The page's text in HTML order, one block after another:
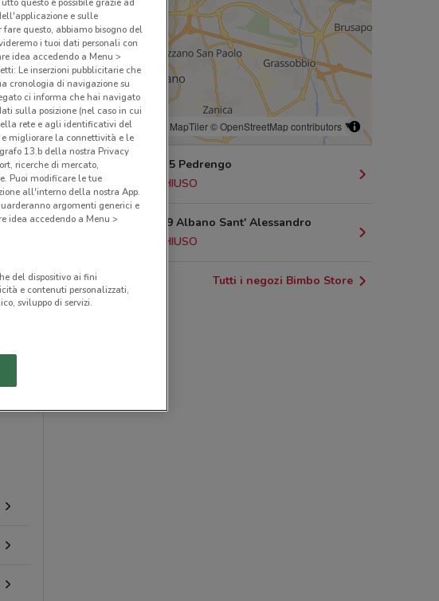
© MapTiler© OpenStreetMap contributors
Via Tonale, 5 Pedrengo
CHIUSO
Via Tonale 9 Albano Sant' Alessandro
CHIUSO
Tutti i negozi Bimbo Store
e sulle
questo, abbiamo bisogno del
i tuoi dati personali con
idea accedendo a Menu >
Le inserzioni pubblicitarie che
cronologia di navigazione su
ci informa che hai navigato
sulla posizione (nel caso in cui
rete e agli identificativi del
e migliorare la connettività e le
13.b della nostra Privacy
ricerche di mercato,
Puoi modificare le tue
all'interno della nostra App.
argomenti generici e
idea accedendo a Menu >
del dispositivo ai fini
e contenuti personalizzati,
sviluppo di servizi.